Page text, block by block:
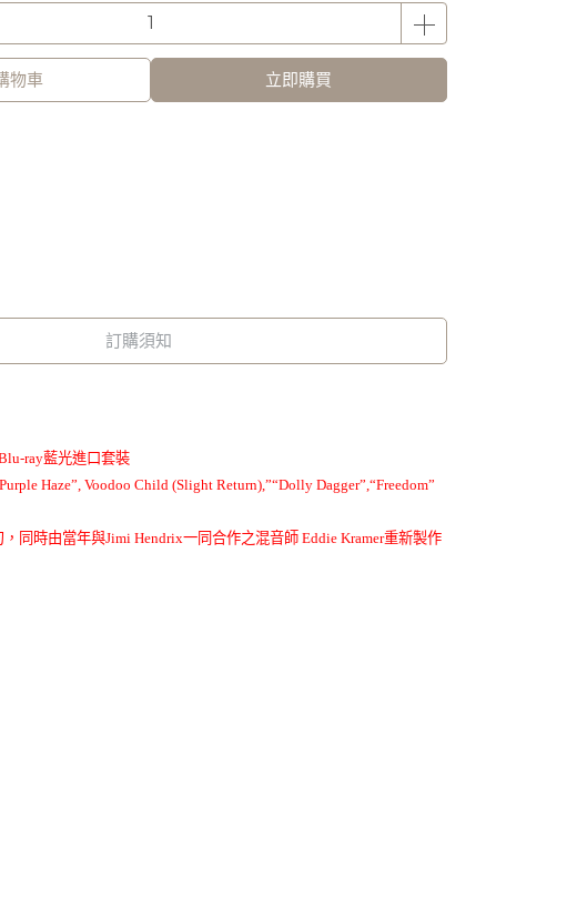
物車 立即購買
訂購須知
ray藍光進口套裝
Haze”, Voodoo Child (Slight Return),”“Dolly Dagger”,“Freedom”
同時由當年與Jimi Hendrix一同合作之混音師 Eddie Kramer重新製作